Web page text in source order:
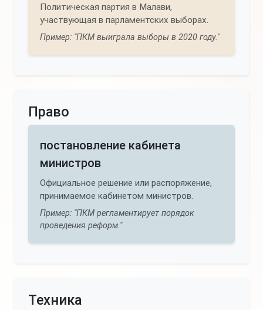
Политическая партия в Малави,
участвующая в парламентских выборах.
Пример: "ПКМ выиграла выборы в 2020 году."
Право
постановление кабинета
министров
Официальное решение или распоряжение,
принимаемое кабинетом министров.
Пример: "ПКМ регламентирует порядок
проведения реформ."
Техника